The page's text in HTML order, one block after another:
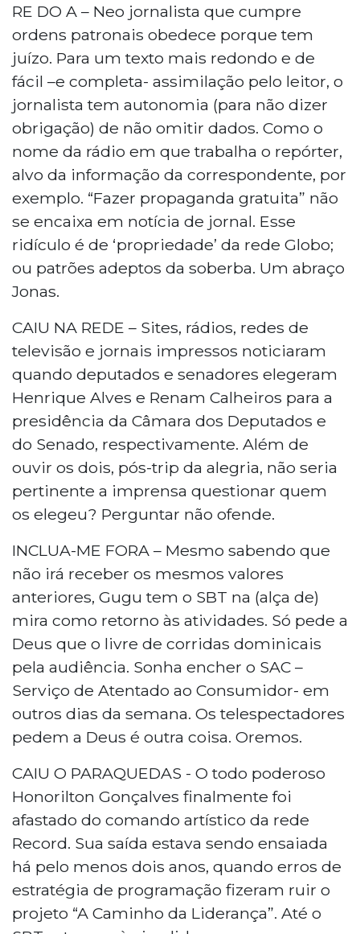
RE DO A – Neo jornalista que cumpre
ordens patronais obedece porque tem
juízo. Para um texto mais redondo e de
fácil –e completa- assimilação pelo leitor, o
jornalista tem autonomia (para não dizer
obrigação) de não omitir dados. Como o
nome da rádio em que trabalha o repórter,
alvo da informação da correspondente, por
exemplo. “Fazer propaganda gratuita” não
se encaixa em notícia de jornal. Esse
ridículo é de ‘propriedade’ da rede Globo;
ou patrões adeptos da soberba. Um abraço
Jonas.
CAIU NA REDE – Sites, rádios, redes de
televisão e jornais impressos noticiaram
quando deputados e senadores elegeram
Henrique Alves e Renam Calheiros para a
presidência da Câmara dos Deputados e
do Senado, respectivamente. Além de
ouvir os dois, pós-trip da alegria, não seria
pertinente a imprensa questionar quem
os elegeu? Perguntar não ofende.
INCLUA-ME FORA – Mesmo sabendo que
não irá receber os mesmos valores
anteriores, Gugu tem o SBT na (alça de)
mira como retorno às atividades. Só pede a
Deus que o livre de corridas dominicais
pela audiência. Sonha encher o SAC –
Serviço de Atentado ao Consumidor- em
outros dias da semana. Os telespectadores
pedem a Deus é outra coisa. Oremos.
CAIU O PARAQUEDAS - O todo poderoso
Honorilton Gonçalves finalmente foi
afastado do comando artístico da rede
Record. Sua saída estava sendo ensaiada
há pelo menos dois anos, quando erros de
estratégia de programação fizeram ruir o
projeto “A Caminho da Liderança”. Até o